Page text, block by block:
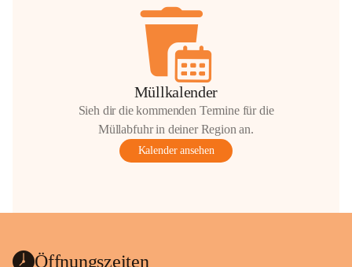
Müllkalender
Sieh dir die kommenden Termine für die
Müllabfuhr in deiner Region an.
Kalender ansehen
Öffnungszeiten